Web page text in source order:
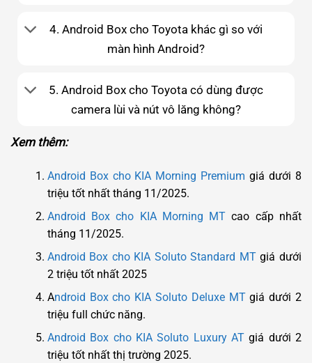
4. Android Box cho Toyota khác gì so với
màn hình Android?
5. Android Box cho Toyota có dùng được
camera lùi và nút vô lăng không?
Xem thêm:
Android Box cho KIA Morning Premium giá dưới 8
triệu tốt nhất tháng 11/2025.
Android Box cho KIA Morning MT cao cấp nhất
tháng 11/2025.
Android Box cho KIA Soluto Standard MTgiá dưới
2 triệu tốt nhất 2025
Android Box cho KIA Soluto Deluxe MTgiá dưới 2
triệu full chức năng.
Android Box cho KIA Soluto Luxury ATgiá dưới 2
triệu tốt nhất thị trường 2025.